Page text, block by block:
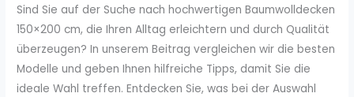
Sind Sie auf der Suche nach hochwertigen Baumwolldecken
150×200 cm, die Ihren Alltag erleichtern und durch Qualität
überzeugen? In unserem Beitrag vergleichen wir die besten
Modelle und geben Ihnen hilfreiche Tipps, damit Sie die
ideale Wahl treffen. Entdecken Sie, was bei der Auswahl